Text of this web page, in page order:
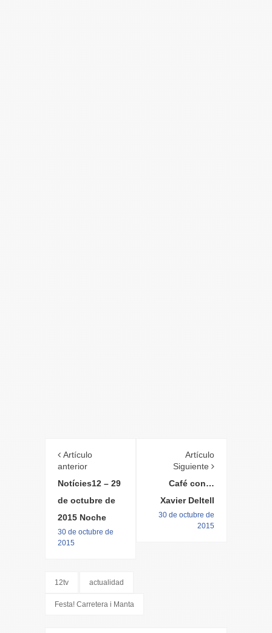
Artículo
anterior
Notícies12 – 29
de octubre de
2015 Noche
30 de octubre de
2015
Artículo
Siguiente
Café con…
Xavier Deltell
30 de octubre de
2015
12tv actualidad
Festa! Carretera i Manta